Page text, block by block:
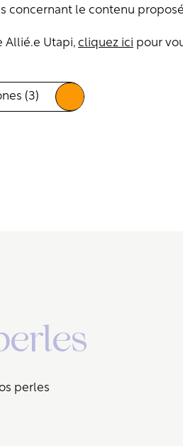
concernant le contenu proposé
Allié.e Utapi,cliquez ici pour
(3)
perles